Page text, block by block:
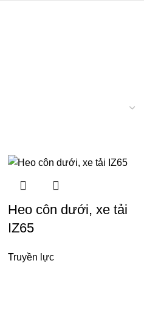
Heo côn dưới, xe tải
IZ65
Truyền lực